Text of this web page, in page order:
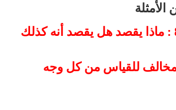
الأمثلة
السؤال 8 : ماذا يقصد هل يقصد أنه كذلك
للقياس من كل وجه